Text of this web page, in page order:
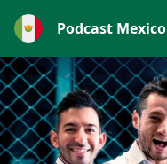
Podcast Mexico